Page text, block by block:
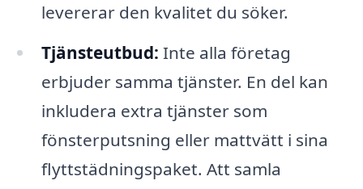
levererar den kvalitet du söker.
Tjänsteutbud: Inte alla företag
erbjuder samma tjänster. En del kan
inkludera extra tjänster som
fönsterputsning eller mattvätt i sina
flyttstädningspaket. Att samla